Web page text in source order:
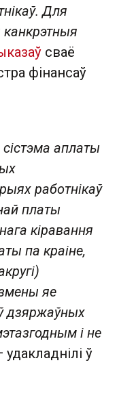
Для
сваё
фінансаў
аплаты
работнікаў
платы
кіравання
па краіне,
яе
дзяржаўных
і не
удакладнілі ў